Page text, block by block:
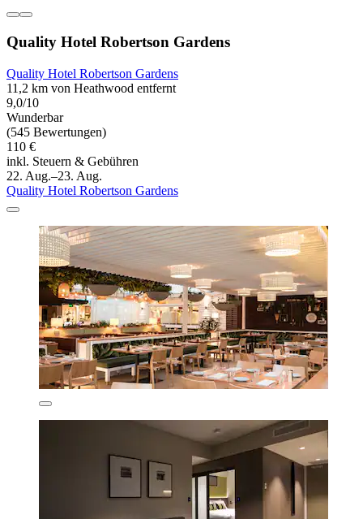
Quality Hotel Robertson Gardens
Quality Hotel Robertson Gardens
11,2 km von Heathwood entfernt
9,0/10
Wunderbar
(545 Bewertungen)
110 €
inkl. Steuern & Gebühren
22. Aug.–23. Aug.
Quality Hotel Robertson Gardens